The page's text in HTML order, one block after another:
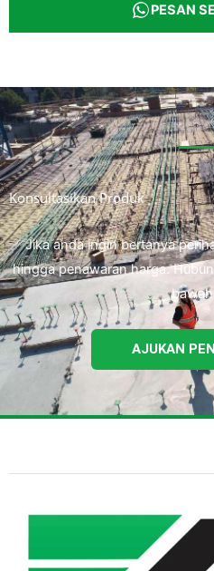
PESAN
Konsultasikan Produk
Jika anda ingin bertanya
hingga penawaran harga.
AJUKAN